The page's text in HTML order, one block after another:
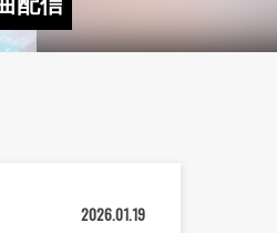
2026.01.19